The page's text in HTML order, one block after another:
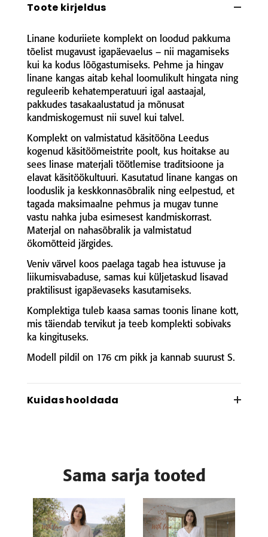
Toote kirjeldus
Linane koduriiete komplekt on loodud pakkuma
tõelist mugavust igapäevaelus – nii magamiseks
kui ka kodus lõõgastumiseks. Pehme ja hingav
linane kangas aitab kehal loomulikult hingata ning
reguleerib kehatemperatuuri igal aastaajal,
pakkudes tasakaalustatud ja mõnusat
kandmiskogemust nii suvel kui talvel.
Komplekt on valmistatud käsitööna Leedus
kogenud käsitöömeistrite poolt, kus hoitakse au
sees linase materjali töötlemise traditsioone ja
elavat käsitöökultuuri. Kasutatud linane kangas on
looduslik ja keskkonnasõbralik ning eelpestud, et
tagada maksimaalne pehmus ja mugav tunne
vastu nahka juba esimesest kandmiskorrast.
Materjal on nahasõbralik ja valmistatud
ökomõtteid järgides.
Veniv värvel koos paelaga tagab hea istuvuse ja
liikumisvabaduse, samas kui küljetaskud lisavad
praktilisust igapäevaseks kasutamiseks.
Komplektiga tuleb kaasa samas toonis linane kott,
mis täiendab tervikut ja teeb komplekti sobivaks
ka kingituseks.
Modell pildil on 176 cm pikk ja kannab suurust S.
Kuidas hooldada
Pese eraldi teistest materjalidest, õrna
programmiga 40°C juures ja pleegitusainetevaba
pesuvahendiga.
Kuivata võimalusel õues tuulega — see annab
linasele parima loomuliku pehmuse.
Sama sarja tooted